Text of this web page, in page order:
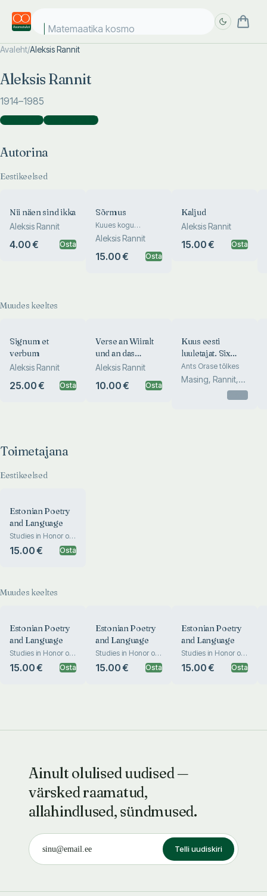
Matemaatika kosmos
Avaleht/Aleksis Rannit
Aleksis Rannit
1914–1985
Autorina )Toimetajana )
Autorina
Eestikeelsed
Nii näen sind ikka
Aleksis Rannit
4.00 € Osta
Sõrmus
Kuues kogu
luuletusi
Aleksis Rannit
15.00 € Osta
Kaljud
Aleksis Rannit
15.00 € Osta
Muudes keeltes
Signum et
verbum
Aleksis Rannit
25.00 € Osta
Verse an Wiiralt
und an das
geklärte
Aleksis Rannit
10.00 € Osta
Kuus eesti
luuletajat. Six
Estonian Poets
Ants Orase tõlkes
Masing, Rannit,
Under, Suits,
Toimetajana
Eestikeelsed
Estonian Poetry
and Language
Studies in Honor of
Ants Oras
15.00 € Osta
Muudes keeltes
Estonian Poetry
and Language
Studies in Honor of
Ants Oras
15.00 € Osta
Estonian Poetry
and Language
Studies in Honor of
Ants Oras
15.00 € Osta
Estonian Poetry
and Language
Studies in Honor of
Ants Oras
15.00 € Osta
Ainult olulised uudised —
värsked raamatud,
allahindlused, sündmused.
Telli uudiskiri